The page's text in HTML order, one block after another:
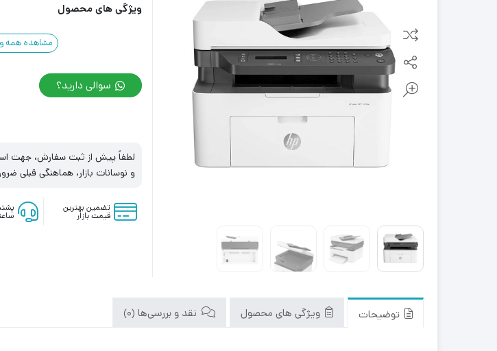
ویژگی های محصول
مشاهده همه
سوالی دارید؟
لطفاً پیش از ثبت سفارش، جهت
و نوسانات بازار، هماهنگی قبلی
تضمین بهترین
قیمت بازار ساعته،
توضیحات ویژگی های محصول نقد و بررسی‌ها (0)